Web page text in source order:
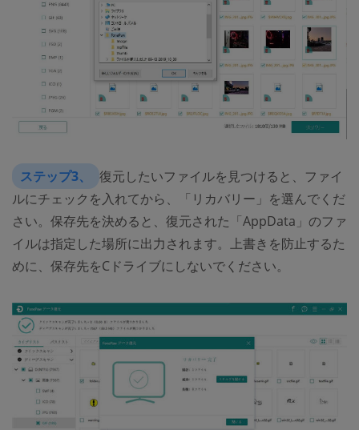
ステップ3、
復元したいファイルを見つけると、ファイ
ルにチェックを入れてから、「リカバリー」を選んでくだ
さい。保存先を決めると、復元された「AppData」のファ
イルは指定した場所に出力されます。上書きを防止するた
めに、保存先をCドライブにしないでください。